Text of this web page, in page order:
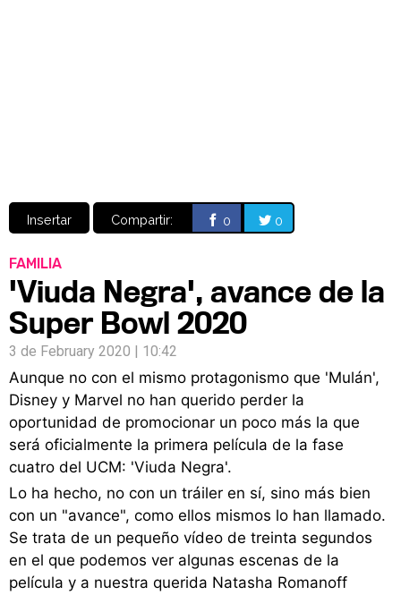
Insertar Compartir: 0 0
FAMILIA
'Viuda Negra', avance de la
Super Bowl 2020
3 de February 2020 | 10:42
Aunque no con el mismo protagonismo que 'Mulán',
Disney y Marvel no han querido perder la
oportunidad de promocionar un poco más la que
será oficialmente la primera película de la fase
cuatro del UCM: 'Viuda Negra'.
Lo ha hecho, no con un tráiler en sí, sino más bien
con un "avance", como ellos mismos lo han llamado.
Se trata de un pequeño vídeo de treinta segundos
en el que podemos ver algunas escenas de la
película y a nuestra querida Natasha Romanoff